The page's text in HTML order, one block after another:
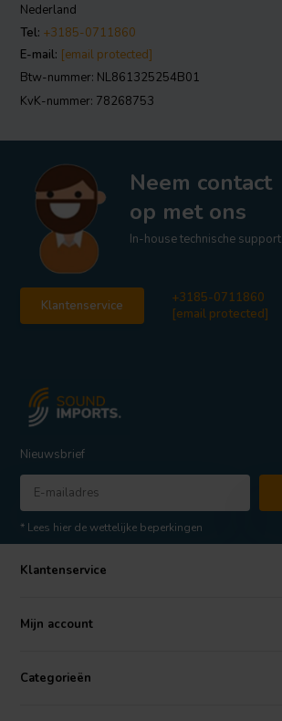
Nederland
Tel: +3185-0711860
E-mail: [email protected]
Btw-nummer: NL861325254B01
KvK-nummer: 78268753
Neem contact
op met ons
In-house technische support
Klantenservice
+3185-0711860
[email protected]
Nieuwsbrief
* Lees hier de wettelijke beperkingen
Klantenservice
Mijn account
Categorieën